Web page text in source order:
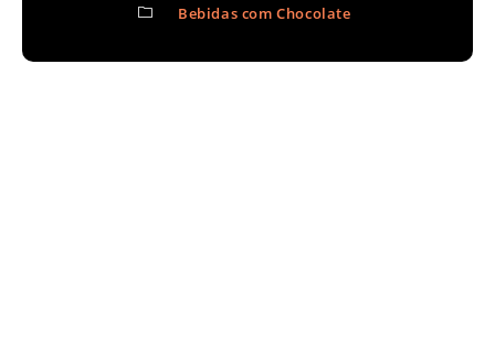
Bebidas com Chocolate